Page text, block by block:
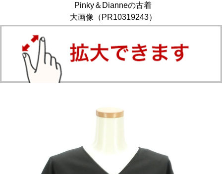
Pinky＆Dianneの古着
大画像（PR10319243）